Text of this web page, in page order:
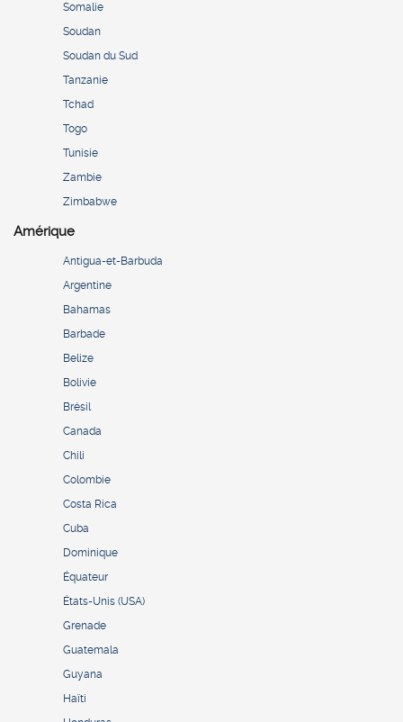
Somalie
Soudan
Soudan du Sud
Tanzanie
Tchad
Togo
Tunisie
Zambie
Zimbabwe
Amérique
Antigua-et-Barbuda
Argentine
Bahamas
Barbade
Belize
Bolivie
Brésil
Canada
Chili
Colombie
Costa Rica
Cuba
Dominique
Équateur
États-Unis (USA)
Grenade
Guatemala
Guyana
Haïti